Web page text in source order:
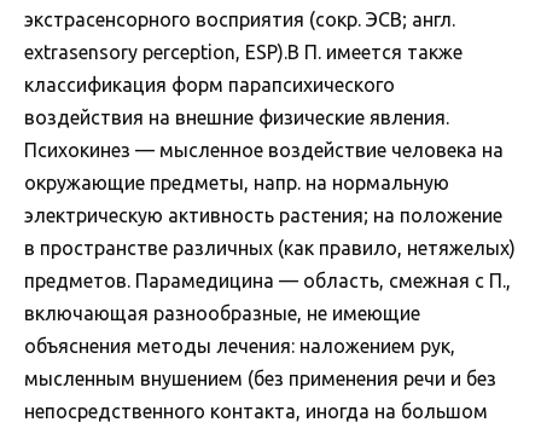
экстрасенсорного восприятия (сокр. ЭСВ; англ.
extrasensory perception, ESP).В П. имеется также
классификация форм парапсихического
воздействия на внешние физические явления.
Психокинез — мысленное воздействие человека на
окружающие предметы, напр. на нормальную
электрическую активность растения; на положение
в пространстве различных (как правило, нетяжелых)
предметов. Парамедицина — область, смежная с П.,
включающая разнообразные, не имеющие
объяснения методы лечения: наложением рук,
мысленным внушением (без применения речи и без
непосредственного контакта, иногда на большом